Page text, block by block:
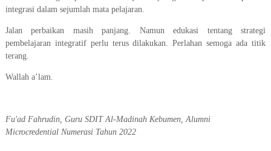
integrasi dalam sejumlah mata pelajaran.
Jalan perbaikan masih panjang. Namun edukasi tentang strategi
pembelajaran integratif perlu terus dilakukan. Perlahan semoga ada titik
terang.
Wallah a’lam.
Fu'ad Fahrudin, Guru SDIT Al-Madinah Kebumen, Alumni
Microcredential Numerasi Tahun 2022